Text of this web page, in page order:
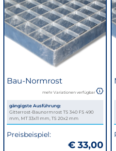
Bau-Normrost
mehr Variationen verfügbar
gängigste Ausführung:
Gitterrost-Baunormrost TS 340 FS 490
mm, MT 33x11 mm, TS 20x2 mm
Preisbeispiel:
€ 33,00